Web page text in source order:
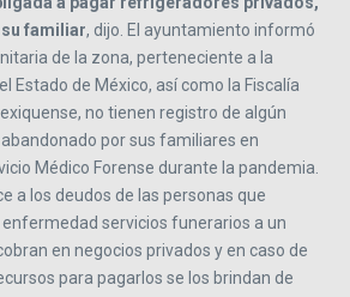
familiar, dijo. El ayuntamiento informó
de la zona, perteneciente a la
Estado de México, así como la Fiscalía
no tienen registro de algún
por sus familiares en
Médico Forense durante la pandemia.
a los deudos de las personas que
servicios funerarios a un
en negocios privados y en caso de
para pagarlos se los brindan de